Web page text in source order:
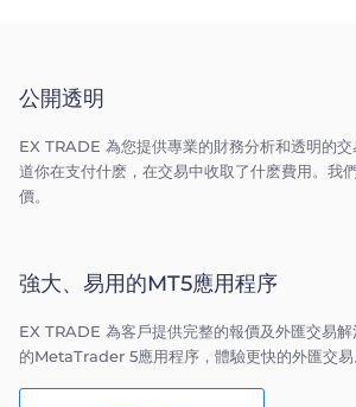
公開透明
EX TRADE 為您提供專業的財務分析和透明的
道你在支付什麽，在交易中收取了什麽費用。我
價。
強大、易用的MT5應用程序
EX TRADE 為客戶提供完整的報價及外匯交易
的MetaTrader 5應用程序，體驗更快的外匯交易